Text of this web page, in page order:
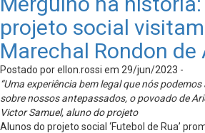
projeto social
Marechal Rondon de
Postado por ellon.rossi em 29/jun/2023 -
“Uma experiência bem legal que nós
sobre nossos antepassados, o povoado de
Victor Samuel, aluno do projeto
Alunos do projeto social ‘Futebol de Rua’